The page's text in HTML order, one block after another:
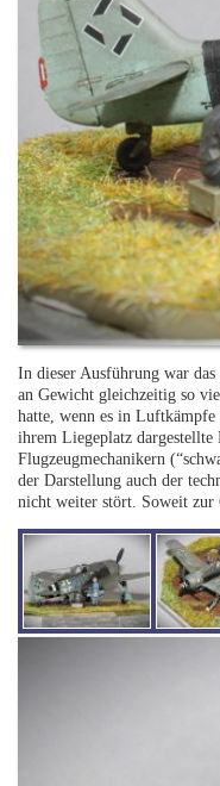
In dieser Ausführung war
an Gewicht gleichzeitig so
hatte, wenn es in
ihrem Liegeplatz dargestellte
Flugzeugmechanikern
der Darstellung auch der
nicht weiter stört. Soweit zur